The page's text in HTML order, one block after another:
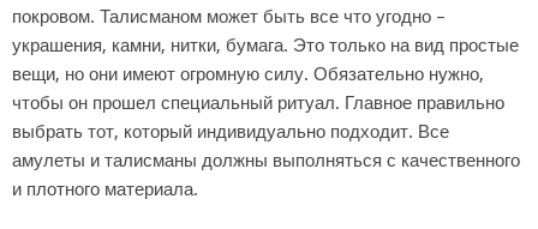
покровом. Талисманом может быть все что угодно –
украшения, камни, нитки, бумага. Это только на вид простые
вещи, но они имеют огромную силу. Обязательно нужно,
чтобы он прошел специальный ритуал. Главное правильно
выбрать тот, который индивидуально подходит. Все
амулеты и талисманы должны выполняться с качественного
и плотного материала.